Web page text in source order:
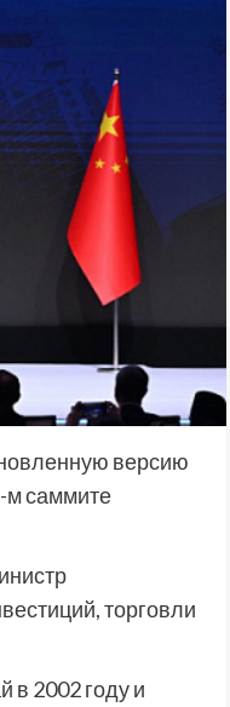
версию
м саммите
торговли
2002 году и